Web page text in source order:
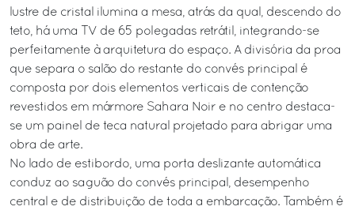
lustre de cristal ilumina a mesa, atrás da qual, descendo do
teto, há uma TV de 65 polegadas retrátil, integrando-se
perfeitamente à arquitetura do espaço. A divisória da proa
que separa o salão do restante do convés principal é
composta por dois elementos verticais de contenção
revestidos em mármore Sahara Noir e no centro destaca-
se um painel de teca natural projetado para abrigar uma
obra de arte.
No lado de estibordo, uma porta deslizante automática
conduz ao saguão do convés principal, desempenho
central e de distribuição de toda a embarcação. Também é